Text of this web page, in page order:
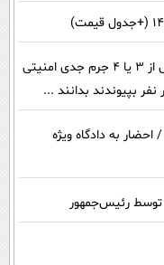
گفته‌های یک روحانی تندرو و ردپای بیش از ۳ یا ۴ جرم جدی امنیتی
به دادگاه ویژه
توسط رئیس‌جمهور